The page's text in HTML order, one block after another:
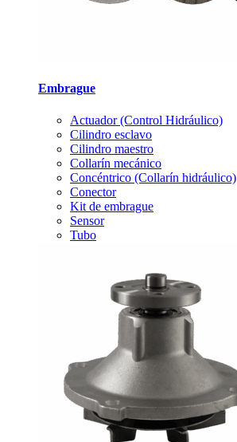
Embrague
Actuador (Control Hidráulico)
Cilindro esclavo
Cilindro maestro
Collarín mecánico
Concéntrico (Collarín hidráulico)
Conector
Kit de embrague
Sensor
Tubo